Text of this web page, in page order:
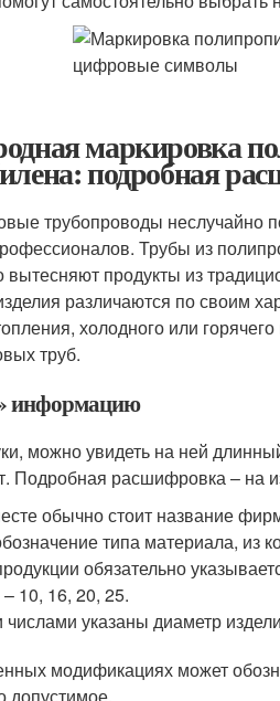
маркировка
подробная
трубопроводы неслучайно
Трубы из
вытесняют продукты из
различаются по своим
холодного или
труб.
информацию
можно увидеть на ней
Подробная расшифровка – на
обычно стоит название
типа материала, из
обязательно
10, 16, 20, 25.
числами указаны диаметр
модификациях может